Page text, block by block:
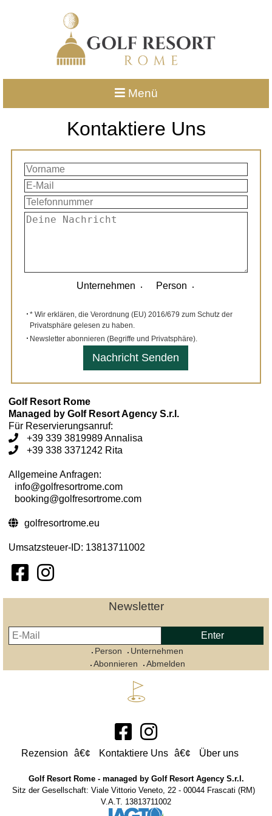
Menü
Kontaktiere Uns
Unternehmen Person
* Wir erklären, die Verordnung (EU) 2016/679 zum Schutz der
Privatsphäre gelesen zu haben.
Newsletter abonnieren (Begriffe und Privatsphäre).
Golf Resort Rome
Managed by Golf Resort Agency S.r.l.
Für Reservierungsanruf:
+39 339 3819989 Annalisa
+39 338 3371242 Rita
Allgemeine Anfragen:
info@golfresortrome.com
booking@golfresortrome.com
golfresortrome.eu
Umsatzsteuer-ID: 13813711002
Newsletter
Person
Unternehmen
Abonnieren
Abmelden
Rezension Kontaktiere Uns Über uns
Golf Resort Rome - managed by Golf Resort Agency S.r.l.
Sitz der Gesellschaft: Viale Vittorio Veneto, 22 - 00044 Frascati (RM)
V.A.T. 13813711002